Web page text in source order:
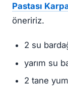
Pastası
öneririz.
2 su
yarım su
2 tane